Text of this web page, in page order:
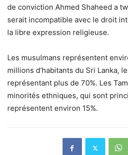
de conviction Ahmed Shaheed a
serait incompatible avec le droit
la libre expression religieuse.
Les musulmans représentent
millions d’habitants du Sri Lanka,
représentant plus de 70%. Les
minorités ethniques, qui sont
représentent environ 15%.